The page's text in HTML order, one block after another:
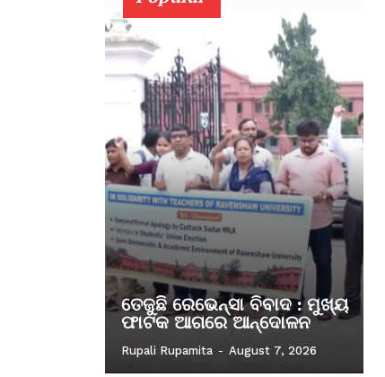
ତେଜୁଛି ରେଭେନ୍ସା ବିବାଦ : ମୁଖ୍ୟ
ଫାଟକ ଆଗରେ ଆନ୍ଦୋଳନ
Rupali Rupamita - August 7, 2026